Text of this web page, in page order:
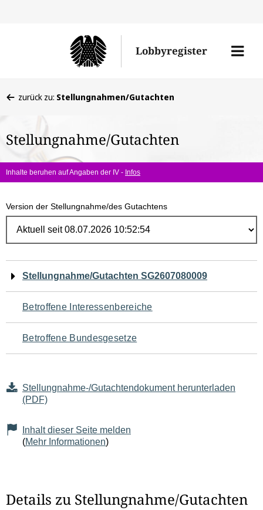
Lobbyregister
Menü
befinden
hier:
zurück zu: Stellungnahmen/Gutachten
Stellungnahme/Gutachten
Inhalte beruhen auf Angaben der IV - Infos
Version der Stellungnahme/des Gutachtens
Navigation
für
den
Seiteninhalt
Stellungnahme/Gutachten SG2607080009
Betroffene Interessenbereiche
Betroffene Bundesgesetze
Stellungnahme-/Gutachtendokument herunterladen
(PDF)
Inhalt dieser Seite melden
(Mehr Informationen)
Details zu Stellungnahme/Gutachten